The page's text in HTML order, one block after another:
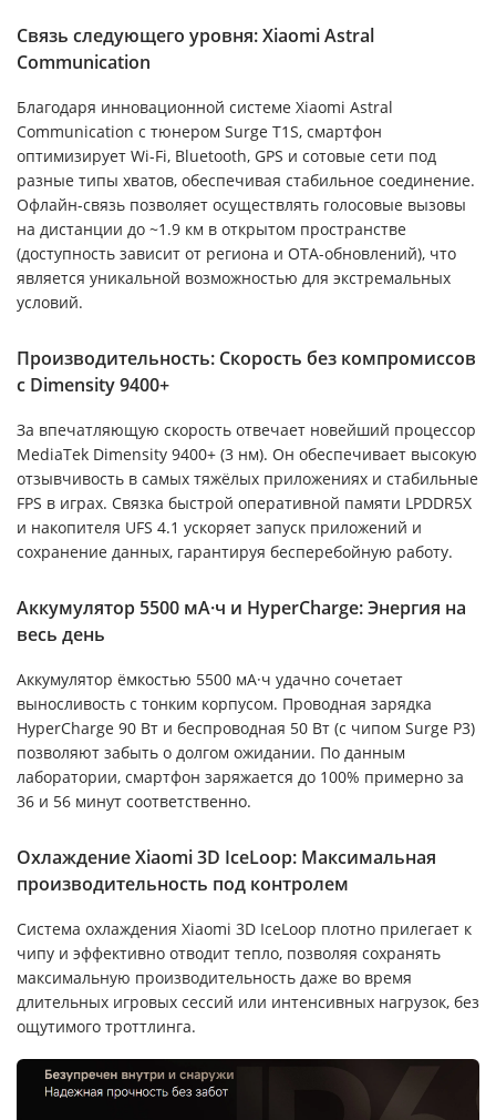
Связь следующего уровня: Xiaomi Astral
Communication
Благодаря инновационной системе Xiaomi Astral
Communication с тюнером Surge T1S, смартфон
оптимизирует Wi-Fi, Bluetooth, GPS и сотовые сети под
разные типы хватов, обеспечивая стабильное соединение.
Офлайн-связь позволяет осуществлять голосовые вызовы
на дистанции до ~1.9 км в открытом пространстве
(доступность зависит от региона и OTA-обновлений), что
является уникальной возможностью для экстремальных
условий.
Производительность: Скорость без компромиссов
с Dimensity 9400+
За впечатляющую скорость отвечает новейший процессор
MediaTek Dimensity 9400+ (3 нм). Он обеспечивает высокую
отзывчивость в самых тяжёлых приложениях и стабильные
FPS в играх. Связка быстрой оперативной памяти LPDDR5X
и накопителя UFS 4.1 ускоряет запуск приложений и
сохранение данных, гарантируя бесперебойную работу.
Аккумулятор 5500 мА·ч и HyperCharge: Энергия на
весь день
Аккумулятор ёмкостью 5500 мА·ч удачно сочетает
выносливость с тонким корпусом. Проводная зарядка
HyperCharge 90 Вт и беспроводная 50 Вт (с чипом Surge P3)
позволяют забыть о долгом ожидании. По данным
лаборатории, смартфон заряжается до 100% примерно за
36 и 56 минут соответственно.
Охлаждение Xiaomi 3D IceLoop: Максимальная
производительность под контролем
Система охлаждения Xiaomi 3D IceLoop плотно прилегает к
чипу и эффективно отводит тепло, позволяя сохранять
максимальную производительность даже во время
длительных игровых сессий или интенсивных нагрузок, без
ощутимого троттлинга.